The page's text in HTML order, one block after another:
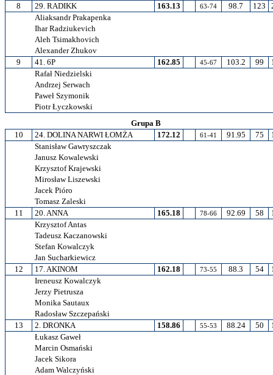
8
29. RADIKK 163.13 63-74 98.7 123
Aliaksandr Prakapenka
Ihar Radziukevich
Aleh Tsimakhovich
Alexander Zhukov
9
41. 6P 162.85 45-67 103.2 99
Rafał Niedzielski
Andrzej Serwach
Paweł Szymonik
Piotr Łyczkowski
Grupa B
10
24. DOLINA NARWI ŁOMŻA 172.12 61-41 91.95 75
Stanisław Gawryszczak
Janusz Kowalewski
Krzysztof Krajewski
Mirosław Liszewski
Jacek Pióro
Tomasz Zaleski
11
20. ANNA 165.18 78-66 92.69 58
Krzysztof Antas
Tadeusz Kaczanowski
Stefan Kowalczyk
Jan Sucharkiewicz
12
17. AKINOM 162.18 73-55 88.3 54
Ireneusz Kowalczyk
Jerzy Pietrusza
Monika Sautaux
Radosław Szczepański
13
2. DRONKA 158.86 55-53 88.24 50
Łukasz Gaweł
Marcin Osmański
Jacek Sikora
Adam Walczyński